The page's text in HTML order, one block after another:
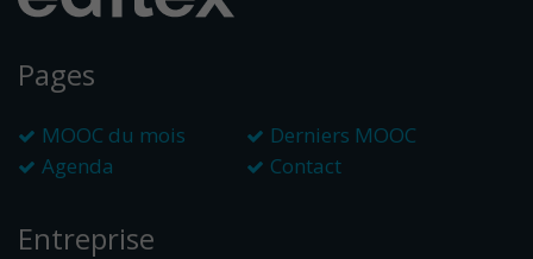
Pages
MOOC du mois
Derniers MOOC
Agenda
Contact
Entreprise